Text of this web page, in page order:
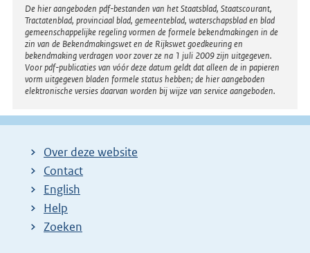
Disclaimer
De hier aangeboden pdf-bestanden van het Staatsblad, Staatscourant,
Tractatenblad, provinciaal blad, gemeenteblad, waterschapsblad en blad
gemeenschappelijke regeling vormen de formele bekendmakingen in de
zin van de Bekendmakingswet en de Rijkswet goedkeuring en
bekendmaking verdragen voor zover ze na 1 juli 2009 zijn uitgegeven.
Voor pdf-publicaties van vóór deze datum geldt dat alleen de in papieren
vorm uitgegeven bladen formele status hebben; de hier aangeboden
elektronische versies daarvan worden bij wijze van service aangeboden.
Over deze website
Contact
English
Help
Zoeken